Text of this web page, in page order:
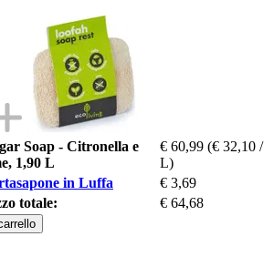
Soap - Citronella e
1,90 L
€ 60,99 (€ 32,10 /
L)
in Luffa
€ 3,69
totale:
€ 64,68